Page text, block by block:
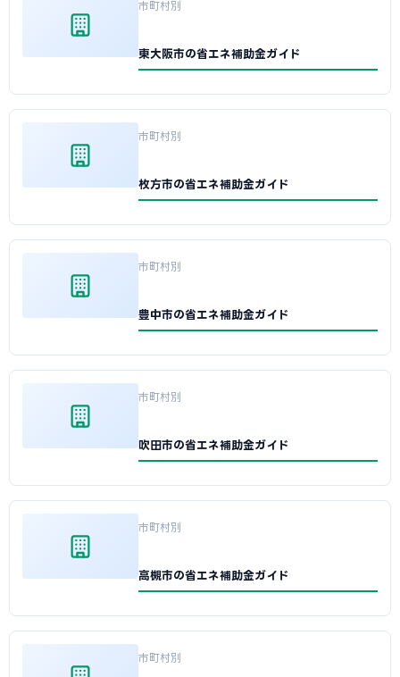
市町村別
東大阪市の省エネ補助金ガイド
市町村別
枚方市の省エネ補助金ガイド
市町村別
豊中市の省エネ補助金ガイド
市町村別
吹田市の省エネ補助金ガイド
市町村別
高槻市の省エネ補助金ガイド
市町村別